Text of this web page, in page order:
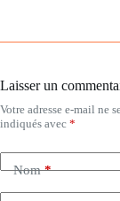
Laisser un
Votre adresse e-mail ne
indiqués avec *
Nom*